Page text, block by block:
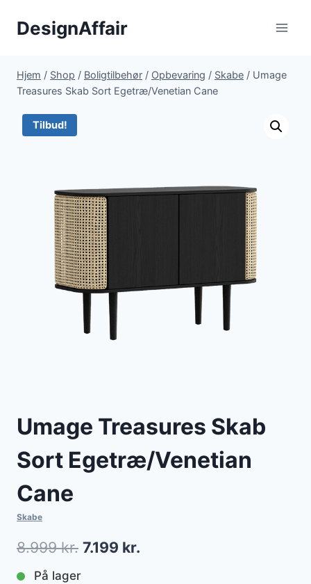
DesignAffair
Hjem / Shop / Boligtilbehør / Opbevaring / Skabe / Umage
Treasures Skab Sort Egetræ/Venetian Cane
Tilbud!
Umage Treasures Skab
Sort Egetræ/Venetian
Cane
Skabe
8.999kr. Den
7.199 kr.
På lager